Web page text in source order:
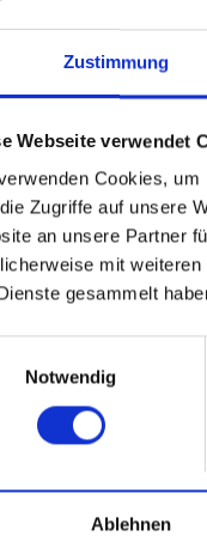
Zustimmung
Webseite verwendet
Cookies,
Zugriffe auf unsere
an unsere Partner
mit
gesammelt
Notwendig
Ablehnen
Meinungen
Texte,
des
wurde mit Blick
nur
von
ebenso
dass
zu bieten.
ausgestattet